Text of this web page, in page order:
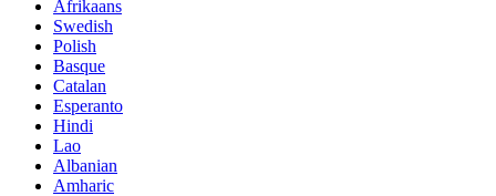
Afrikaans
Swedish
Polish
Basque
Catalan
Esperanto
Hindi
Lao
Albanian
Amharic